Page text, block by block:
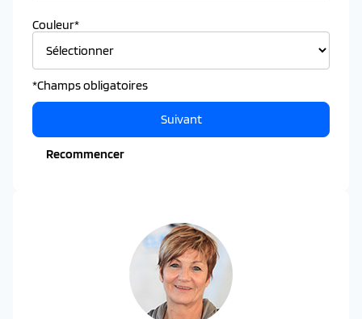
Couleur*
*Champs obligatoires
Recommencer
Suivant